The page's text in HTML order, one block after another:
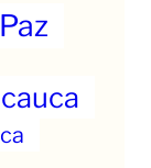
cauca